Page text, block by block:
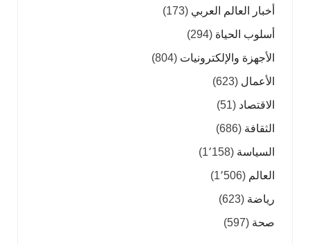
أخبار العالم العربي (173)
أسلوب الحياة (294)
الأجهزة والإلكترونيات (804)
الأعمال (623)
الاقتصاد (51)
الثقافة (686)
السياسة (1٬158)
العالم (1٬506)
رياضة (623)
صحة (597)